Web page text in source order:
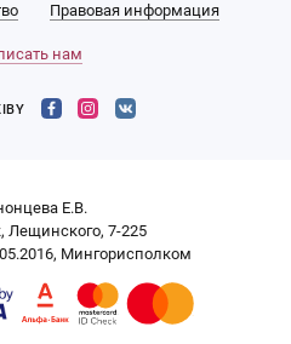
Правовая информация
нам
Е.В.
Лещинского, 7-225
Мингорисполком